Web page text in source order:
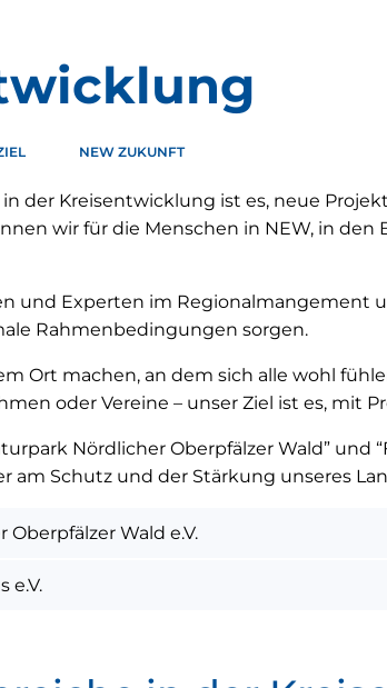
NEW ZUKUNFT
der Kreisentwicklung ist es, neue
wir für die Menschen in NEW, in
und Experten im Regionalmangement
Rahmenbedingungen sorgen.
Ort machen, an dem sich alle wohl
oder Vereine – unser Ziel ist es, mit
Nördlicher Oberpfälzer Wald”
am Schutz und der Stärkung unseres
Wald e.V.
e.V.